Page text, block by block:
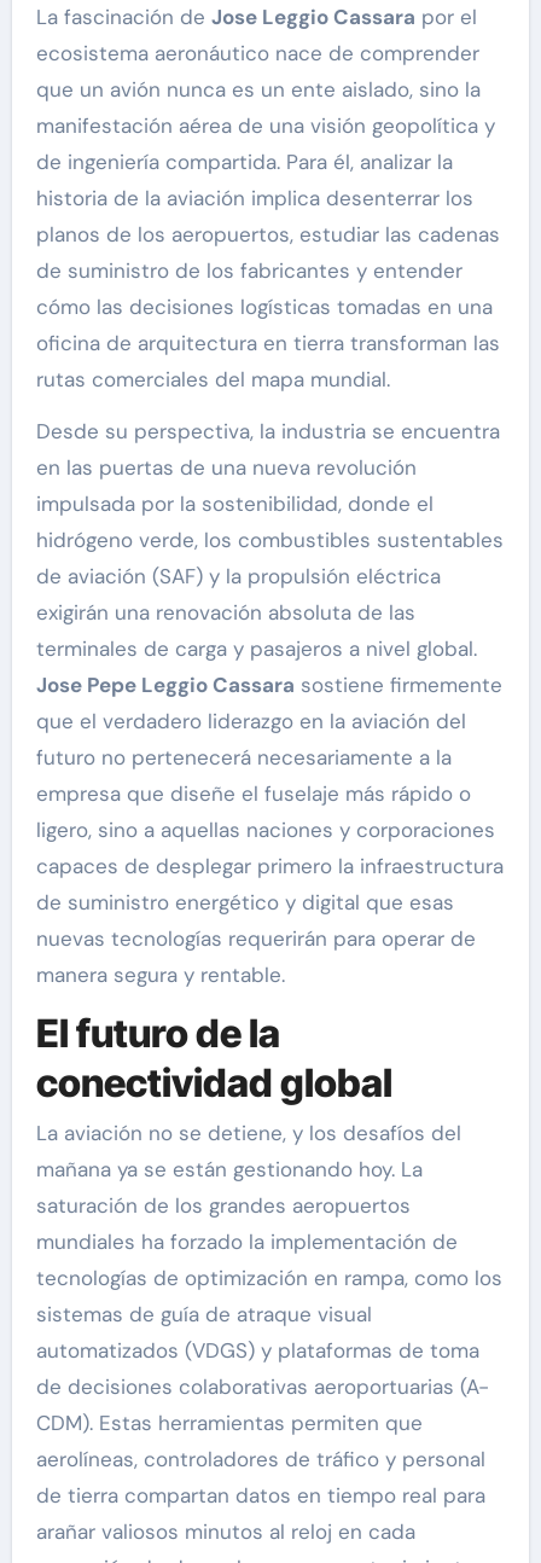
La fascinación de Jose Leggio Cassara por el
ecosistema aeronáutico nace de comprender
que un avión nunca es un ente aislado, sino la
manifestación aérea de una visión geopolítica y
de ingeniería compartida. Para él, analizar la
historia de la aviación implica desenterrar los
planos de los aeropuertos, estudiar las cadenas
de suministro de los fabricantes y entender
cómo las decisiones logísticas tomadas en una
oficina de arquitectura en tierra transforman las
rutas comerciales del mapa mundial.
Desde su perspectiva, la industria se encuentra
en las puertas de una nueva revolución
impulsada por la sostenibilidad, donde el
hidrógeno verde, los combustibles sustentables
de aviación (SAF) y la propulsión eléctrica
exigirán una renovación absoluta de las
terminales de carga y pasajeros a nivel global.
Jose Pepe Leggio Cassara sostiene firmemente
que el verdadero liderazgo en la aviación del
futuro no pertenecerá necesariamente a la
empresa que diseñe el fuselaje más rápido o
ligero, sino a aquellas naciones y corporaciones
capaces de desplegar primero la infraestructura
de suministro energético y digital que esas
nuevas tecnologías requerirán para operar de
manera segura y rentable.
El futuro de la
conectividad global
La aviación no se detiene, y los desafíos del
mañana ya se están gestionando hoy. La
saturación de los grandes aeropuertos
mundiales ha forzado la implementación de
tecnologías de optimización en rampa, como los
sistemas de guía de atraque visual
automatizados (VDGS) y plataformas de toma
de decisiones colaborativas aeroportuarias (A-
CDM). Estas herramientas permiten que
aerolíneas, controladores de tráfico y personal
de tierra compartan datos en tiempo real para
arañar valiosos minutos al reloj en cada